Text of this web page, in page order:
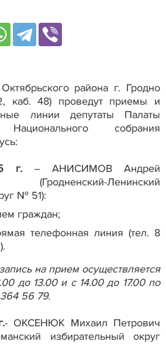
района г. Гродно
каб. 48) проведут приемы и
линии депутаты Палаты
Национального собрания
г. – АНИСИМОВ Андрей
Ленинский
№ 51):
граждан;
телефонная линия (тел. 8
на прием осуществляется
до 13.00 и с 14.00 до 17.00 по
56 79.
- ОКСЕНЮК Михаил Петрович
избирательный округ